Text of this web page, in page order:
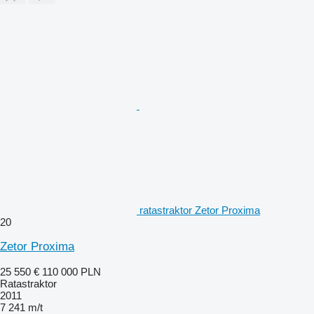
ratastraktor Zetor Proxima
20
Zetor Proxima
25 550 € 110 000 PLN
Ratastraktor
2011
7 241 m/t